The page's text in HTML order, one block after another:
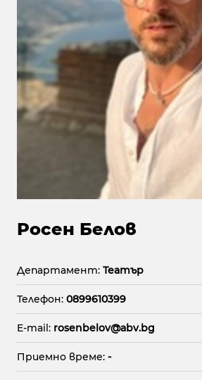
Росен Белов
Департамент: Театър
Телефон: 0899610399
E-mail: rosenbelov@abv.bg
Приемно време: -